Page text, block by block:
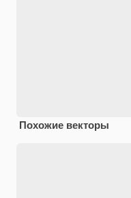
Похожие векторы